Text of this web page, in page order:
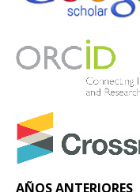
AÑOS ANTERIORES